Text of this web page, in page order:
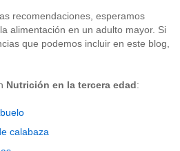
recomendaciones, esperamos
alimentación en un adulto mayor. Si
que podemos incluir en este blog,
Nutrición en la tercera edad:
calabaza